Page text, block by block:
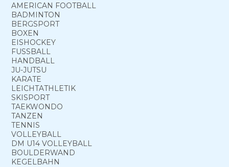
AMERICAN FOOTBALL
BADMINTON
BERG­SPORT
BOXEN
EISHOCKEY
FUSSBALL
HANDBALL
JU-JUTSU
KARATE
LEICHTATHLETIK
SKISPORT
TAEKWONDO
TANZEN
TENNIS
VOLLEYBALL
DM U14 VOLLEYBALL
BOULDERWAND
KEGELBAHN